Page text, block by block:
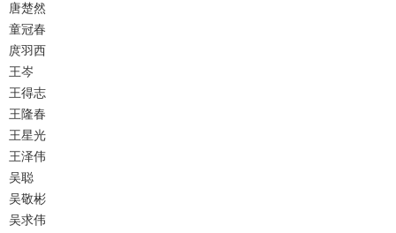
唐楚然
童冠春
庹羽西
王岑
王得志
王隆春
王星光
王泽伟
吴聪
吴敬彬
吴求伟